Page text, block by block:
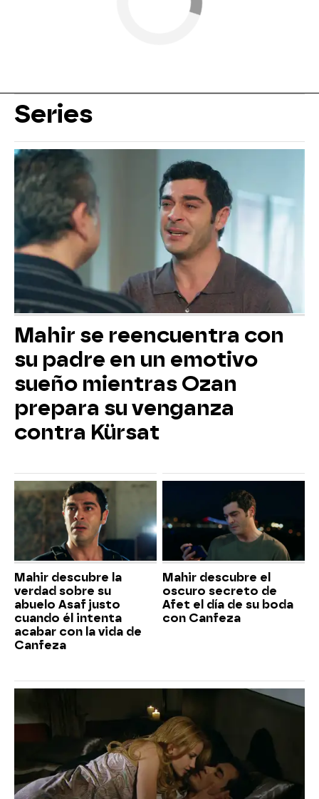
Series
Mahir se reencuentra con
su padre en un emotivo
sueño mientras Ozan
prepara su venganza
contra Kürsat
Mahir descubre la
verdad sobre su
abuelo Asaf justo
cuando él intenta
acabar con la vida de
Canfeza
Mahir descubre el
oscuro secreto de
Afet el día de su boda
con Canfeza